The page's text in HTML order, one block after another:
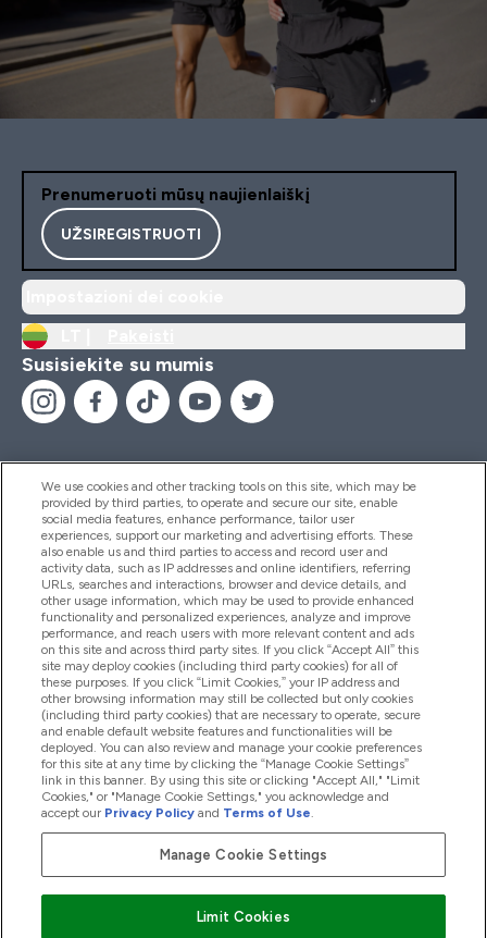
Prenumeruoti mūsų naujienlaiškį
UŽSIREGISTRUOTI
Susisiekite su mumis
Pagalba Ir Informacija
Produktai
Informacija Apie Kompaniją
Lojalumas Ir Atlygis
2026 The Hut.com Ltd
We use cookies and other tracking tools on this site, which may be
provided by third parties, to operate and secure our site, enable
social media features, enhance performance, tailor user
experiences, support our marketing and advertising efforts. These
also enable us and third parties to access and record user and
activity data, such as IP addresses and online identifiers, referring
URLs, searches and interactions, browser and device details, and
other usage information, which may be used to provide enhanced
functionality and personalized experiences, analyze and improve
performance, and reach users with more relevant content and ads
on this site and across third party sites. If you click “Accept All” this
site may deploy cookies (including third party cookies) for all of
these purposes. If you click “Limit Cookies,” your IP address and
other browsing information may still be collected but only cookies
(including third party cookies) that are necessary to operate, secure
and enable default website features and functionalities will be
deployed. You can also review and manage your cookie preferences
for this site at any time by clicking the “Manage Cookie Settings”
link in this banner. By using this site or clicking "Accept All," "Limit
Cookies," or "Manage Cookie Settings," you acknowledge and
accept our Privacy Policy and Terms of Use.
Manage Cookie Settings
Limit Cookies